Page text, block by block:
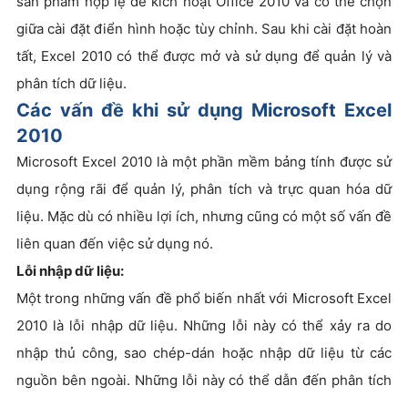
giữa cài đặt điển hình hoặc tùy chỉnh. Sau khi cài đặt hoàn
tất, Excel 2010 có thể được mở và sử dụng để quản lý và
phân tích dữ liệu.
Các vấn đề khi sử dụng Microsoft Excel
2010
Microsoft Excel 2010 là một phần mềm bảng tính được sử
dụng rộng rãi để quản lý, phân tích và trực quan hóa dữ
liệu. Mặc dù có nhiều lợi ích, nhưng cũng có một số vấn đề
liên quan đến việc sử dụng nó.
Lỗi nhập dữ liệu:
Một trong những vấn đề phổ biến nhất với Microsoft Excel
2010 là lỗi nhập dữ liệu. Những lỗi này có thể xảy ra do
nhập thủ công, sao chép-dán hoặc nhập dữ liệu từ các
nguồn bên ngoài. Những lỗi này có thể dẫn đến phân tích